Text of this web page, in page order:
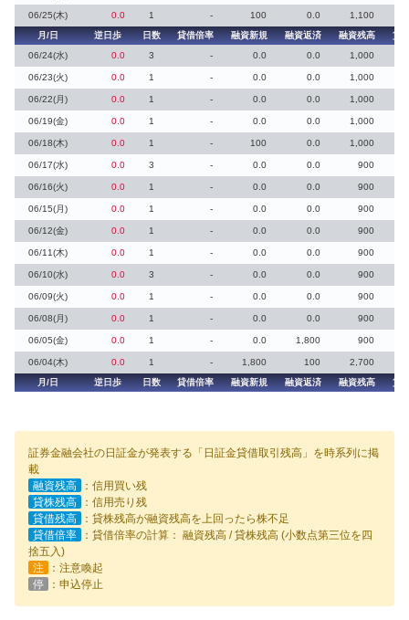
06/25(木) 0.0 1 - 100 0.0
1,100
月/日
逆日歩 日数 貸借倍率 融資新規 融資返済 融資残高
貸
06/24(水)
0.0 3 - 0.0 0.0 1,000
06/23(火) 0.0 1 - 0.0 0.0 1,000
06/22(月) 0.0 1 - 0.0 0.0 1,000
06/19(金) 0.0 1 - 0.0 0.0 1,000
06/18(木) 0.0 1 - 100 0.0 1,000
06/17(水) 0.0 3 - 0.0 0.0 900
06/16(火) 0.0 1 - 0.0 0.0 900
06/15(月) 0.0 1 - 0.0 0.0 900
06/12(金) 0.0 1 - 0.0 0.0 900
06/11(木) 0.0 1 - 0.0 0.0 900
06/10(水) 0.0 3 - 0.0 0.0 900
06/09(火) 0.0 1 - 0.0 0.0 900
06/08(月) 0.0 1 - 0.0 0.0 900
06/05(金) 0.0 1 - 0.0 1,800 900
06/04(木) 0.0 1 - 1,800 100
2,700
月/日
逆日歩 日数 貸借倍率 融資新規 融資返済 融資残高 貸
証券金融会社の日証金が発表する「日証金貸借取引残高」を時系列に掲
載
融資残高
：信用買い残
貸株残高
：信用売り残
貸借残高
：貸株残高が融資残高を上回ったら株不足
貸借倍率
：貸借倍率の計算： 融資残高 / 貸株残高 (小数点第三位を四
捨五入)
注
：注意喚起
停
：申込停止